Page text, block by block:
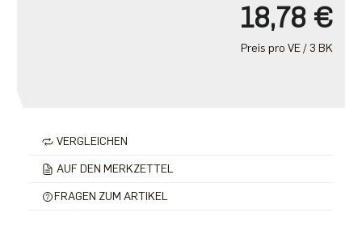
18,78 €
Preis pro VE / 3 BK
VERGLEICHEN
AUF DEN MERKZETTEL
FRAGEN ZUM ARTIKEL